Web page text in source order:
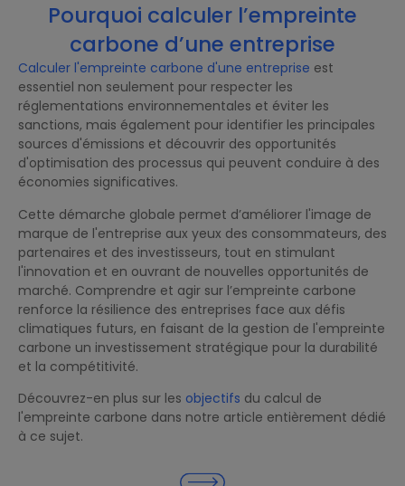
Pourquoi calculer l’empreinte
carbone d’une entreprise
Calculer l'empreinte carbone d'une entreprise est
essentiel non seulement pour respecter les
réglementations environnementales et éviter les
sanctions, mais également pour identifier les principales
sources d'émissions et découvrir des opportunités
d'optimisation des processus qui peuvent conduire à des
économies significatives.
Cette démarche globale permet d’améliorer l'image de
marque de l'entreprise aux yeux des consommateurs, des
partenaires et des investisseurs, tout en stimulant
l'innovation et en ouvrant de nouvelles opportunités de
marché. Comprendre et agir sur l’empreinte carbone
renforce la résilience des entreprises face aux défis
climatiques futurs, en faisant de la gestion de l'empreinte
carbone un investissement stratégique pour la durabilité
et la compétitivité.
Découvrez-en plus sur les objectifs du calcul de
l'empreinte carbone dans notre article entièrement dédié
à ce sujet.